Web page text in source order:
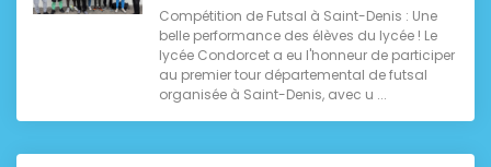
Compétition de Futsal à Saint-Denis : Une
belle performance des élèves du lycée ! Le
lycée Condorcet a eu l'honneur de participer
au premier tour départemental de futsal
organisée à Saint-Denis, avec u ...